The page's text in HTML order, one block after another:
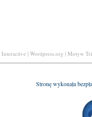
| Wordpress.org | Motyw
Stronę wykonała